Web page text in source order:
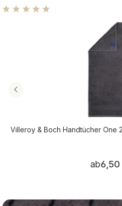
Durchschnittliche Bewertung
Villeroy & Boch Handtücher One
ab6,50